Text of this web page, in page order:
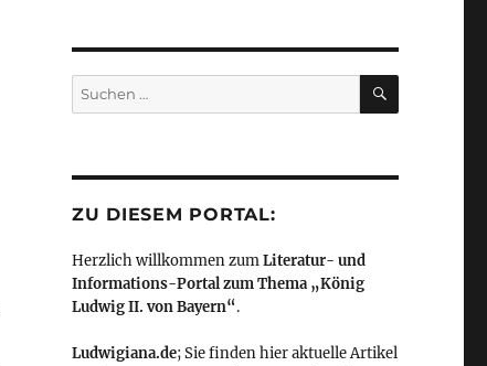
Suchen
nach:
SUCHEN
ZU DIESEM PORTAL:
Herzlich willkommen zumLiteratur- und
Informations-Portal zum Thema „König
Ludwig II. von Bayern“.
Ludwigiana.de; Sie finden hier aktuelle Artikel